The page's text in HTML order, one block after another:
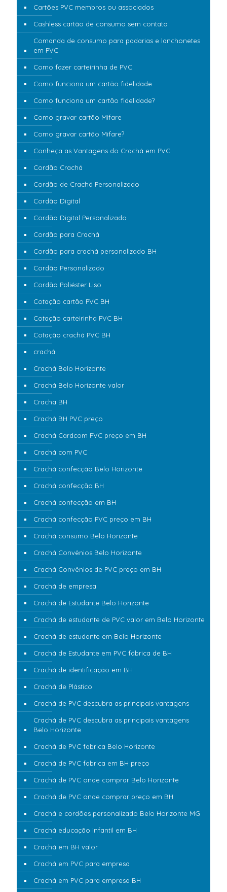
Cartões PVC membros ou associados
Cashless cartão de consumo sem contato
Comanda de consumo para padarias e lanchonetes
em PVC
Como fazer carteirinha de PVC
Como funciona um cartão fidelidade
Como funciona um cartão fidelidade?
Como gravar cartão Mifare
Como gravar cartão Mifare?
Conheça as Vantagens do Crachá em PVC
Cordão Crachá
Cordão de Crachá Personalizado
Cordão Digital
Cordão Digital Personalizado
Cordão para Crachá
Cordão para crachá personalizado BH
Cordão Personalizado
Cordão Poliéster Liso
Cotação cartão PVC BH
Cotação carteirinha PVC BH
Cotação crachá PVC BH
crachá
Crachá Belo Horizonte
Crachá Belo Horizonte valor
Cracha BH
Crachá BH PVC preço
Crachá Cardcom PVC preço em BH
Crachá com PVC
Crachá confecção Belo Horizonte
Crachá confecção BH
Crachá confecção em BH
Crachá confecção PVC preço em BH
Crachá consumo Belo Horizonte
Crachá Convênios Belo Horizonte
Crachá Convênios de PVC preço em BH
Crachá de empresa
Crachá de Estudante Belo Horizonte
Crachá de estudante de PVC valor em Belo Horizonte
Crachá de estudante em Belo Horizonte
Crachá de Estudante em PVC fábrica de BH
Crachá de identificação em BH
Crachá de Plástico
Crachá de PVC descubra as principais vantagens
Crachá de PVC descubra as principais vantagens
Belo Horizonte
Crachá de PVC fabrica Belo Horizonte
Crachá de PVC fabrica em BH preço
Crachá de PVC onde comprar Belo Horizonte
Crachá de PVC onde comprar preço em BH
Crachá e cordões personalizado Belo Horizonte MG
Crachá educação infantil em BH
Crachá em BH valor
Crachá em PVC para empresa
Crachá em PVC para empresa BH